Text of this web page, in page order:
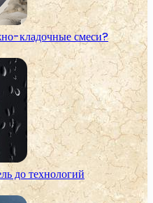
кладочные смеси?
до технологий